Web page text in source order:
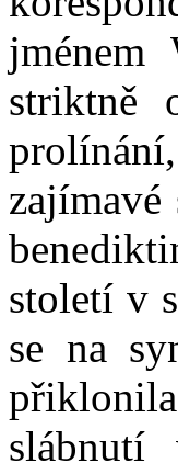
jménem
striktně
století v
se na
slábnutí